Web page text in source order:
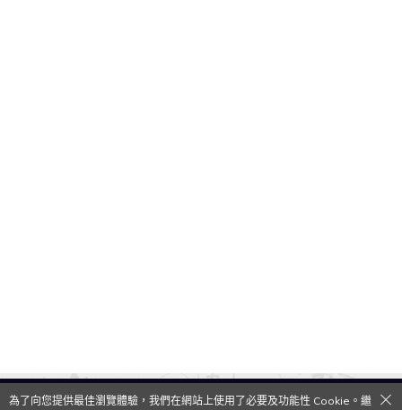
為了向您提供最佳瀏覽體驗，我們在網站上使用了必要及功能性 Cookie。繼